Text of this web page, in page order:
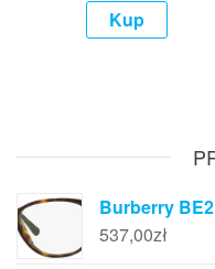
Kup
Burberry
537,00zł